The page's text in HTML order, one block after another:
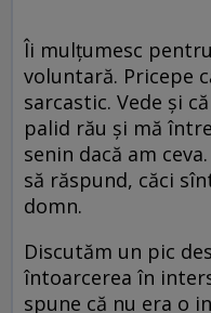
Îi mulțumesc
voluntară. Pricepe
sarcastic. Vede și
palid rău și mă
senin dacă am
să răspund, căci
domn.
Discutăm un pic
întoarcerea în
spune că nu era o